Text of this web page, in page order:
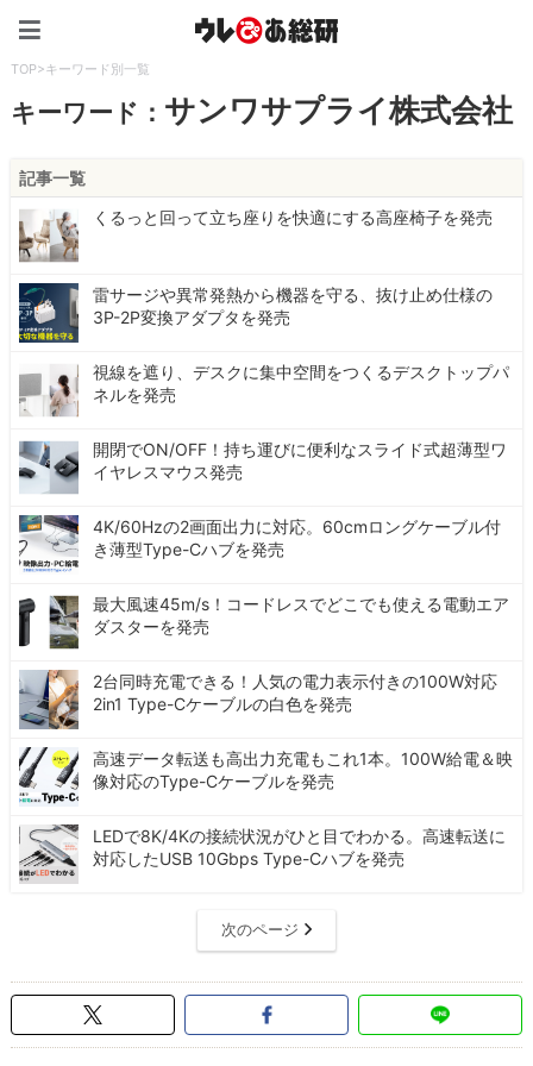
TOP>キーワード別一覧
キーワード： サンワサプライ株式会社
記事一覧
くるっと回って立ち座りを快適にする高座椅子を発売
雷サージや異常発熱から機器を守る、抜け止め仕様の
3P-2P変換アダプタを発売
視線を遮り、デスクに集中空間をつくるデスクトップパ
ネルを発売
開閉でON/OFF！持ち運びに便利なスライド式超薄型ワ
イヤレスマウス発売
4K/60Hzの2画面出力に対応。60cmロングケーブル付
き薄型Type-Cハブを発売
最大風速45m/s！コードレスでどこでも使える電動エア
ダスターを発売
2台同時充電できる！人気の電力表示付きの100W対応
2in1 Type-Cケーブルの白色を発売
高速データ転送も高出力充電もこれ1本。100W給電＆映
像対応のType-Cケーブルを発売
LEDで8K/4Kの接続状況がひと目でわかる。高速転送に
対応したUSB 10Gbps Type-Cハブを発売
次のページ